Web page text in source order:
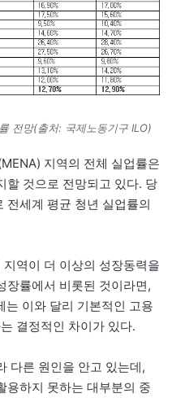
전망(출처: 국제노동기구 ILO)
지역의 전체 실업률은
할 것으로 전망되고 있다. 당
전세계 평균 청년 실업률의
역이 더 이상의 성장동력을
장률에서 비롯된 것이라면,
이와 달리 기본적인 고용
결정적인 차이가 있다.
다른 원인을 안고 있는데,
용하지 못하는 대부분의 중